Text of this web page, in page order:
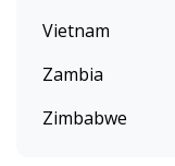
Vietnam
Zambia
Zimbabwe